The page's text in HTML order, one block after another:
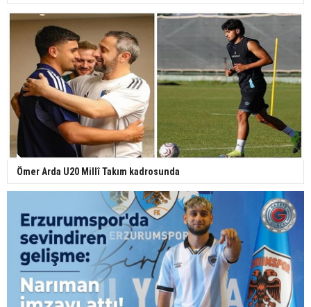
Ömer Arda U20 Millî Takım kadrosunda